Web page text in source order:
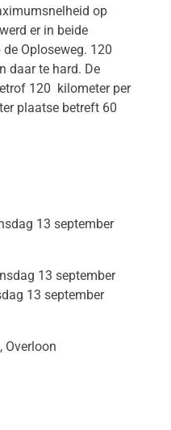
op
er in beide
Oploseweg. 120
daar te hard. De
120 kilometer per
plaatse betreft 60
13 september
13 september
13 september
Overloon